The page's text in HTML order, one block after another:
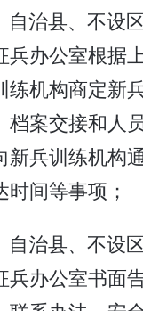
自治县、不设
兵办公室根据
练机构商定新
档案交接和人
新兵训练机构
间等事项；
自治县、不设
兵办公室书面